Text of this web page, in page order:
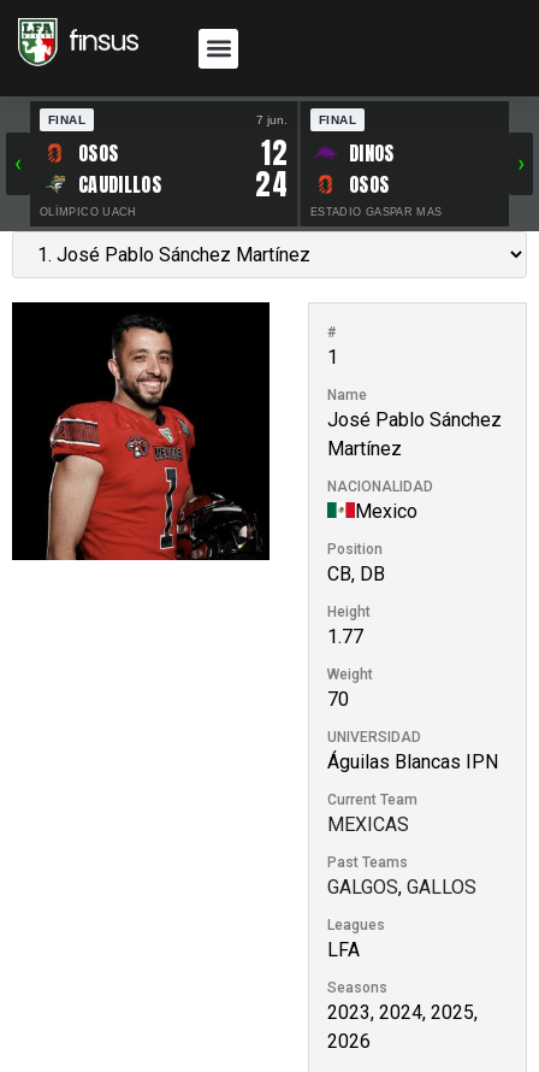
‹
FINAL 7 jun.
OSOS 12
CAUDILLOS 24
OLÍMPICO UACH
FINAL
DINOS
OSOS
ESTADIO GASPAR MAS
›
#
1
Name
José Pablo Sánchez
Martínez
NACIONALIDAD
Mexico
Position
CB, DB
Height
1.77
Weight
70
UNIVERSIDAD
Águilas Blancas IPN
Current Team
MEXICAS
Past Teams
GALGOS, GALLOS
Leagues
LFA
Seasons
2023, 2024, 2025,
2026